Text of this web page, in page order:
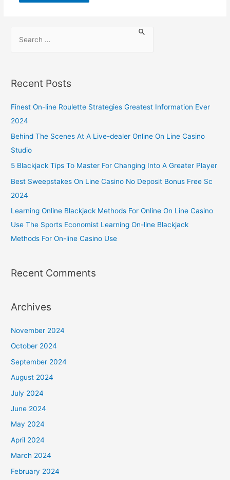
Recent Posts
Finest On-line Roulette Strategies Greatest Information Ever
2024
Behind The Scenes At A Live-dealer Online On Line Casino
Studio
5 Blackjack Tips To Master For Changing Into A Greater Player
Best Sweepstakes On Line Casino No Deposit Bonus Free Sc
2024
Learning Online Blackjack Methods For Online On Line Casino
Use The Sports Economist Learning On-line Blackjack
Methods For On-line Casino Use
Recent Comments
Archives
November 2024
October 2024
September 2024
August 2024
July 2024
June 2024
May 2024
April 2024
March 2024
February 2024